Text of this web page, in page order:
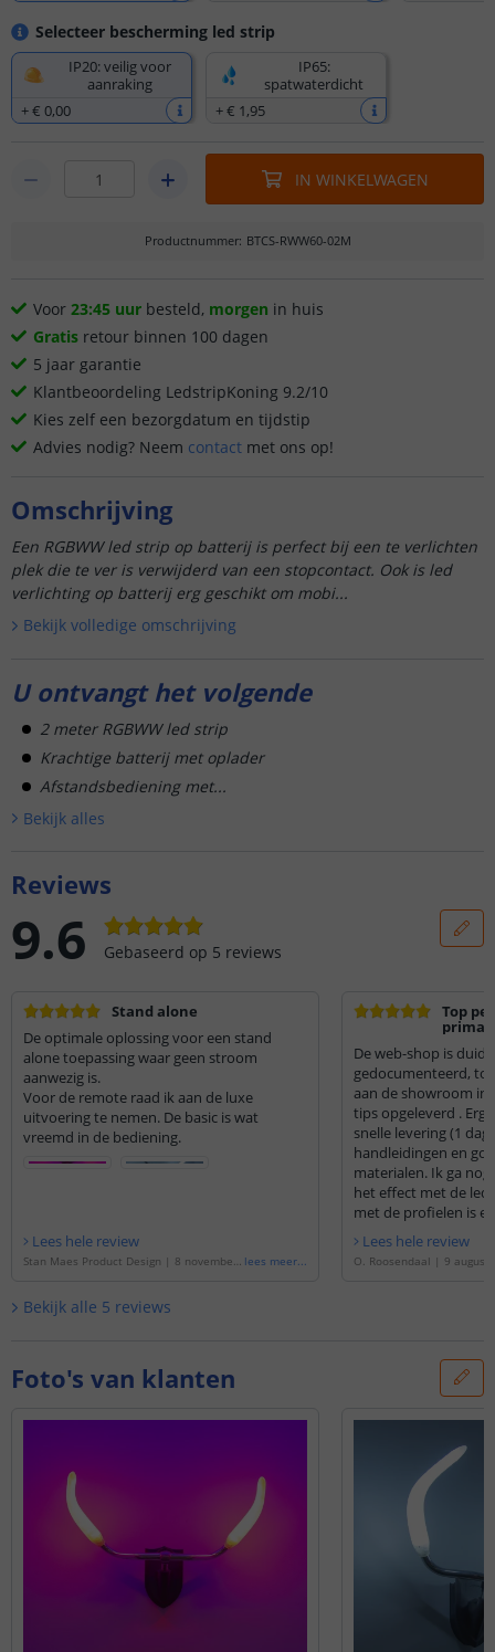
Selecteer bescherming led strip
IP20: veilig voor
aanraking
+€ 0,00
IP65:
spatwaterdicht
+€ 1,95
IN WINKELWAGEN
Productnummer: BTCS-RWW60-02M
Voor 23:45 uur besteld, morgen in huis
Gratis retour binnen 100 dagen
5 jaar garantie
Klantbeoordeling LedstripKoning 9.2/10
Kies zelf een bezorgdatum en tijdstip
Advies nodig? Neem contact met ons op!
Omschrijving
Een RGBWW led strip op batterij is perfect bij een te verlichten
plek die te ver is verwijderd van een stopcontact. Ook is led
verlichting op batterij erg geschikt om mobi...
Bekijk volledige omschrijving
U ontvangt het volgende
2 meter RGBWW led strip
Krachtige batterij met oplader
Afstandsbediening met...
Bekijk alles
Reviews
9.6 Gebaseerd op 5 reviews
Stand alone
De optimale oplossing voor een stand
alone toepassing waar geen stroom
aanwezig is.
Voor de remote raad ik aan de luxe
uitvoering te nemen. De basic is wat
vreemd in de bediening.
Lees hele review
Stan Maes Product Design | 8 november
ter'
lees meer...
Top
prima
De web-shop is
gedocumenteerd,
aan de showroom in
tips opgeleverd . Erg
snelle levering (1
handleidingen en
materialen. Ik ga nog
het effect met de
met de profielen is
Lees hele review
O. Roosendaal | 9
Bekijk alle 5 reviews
Foto's van klanten